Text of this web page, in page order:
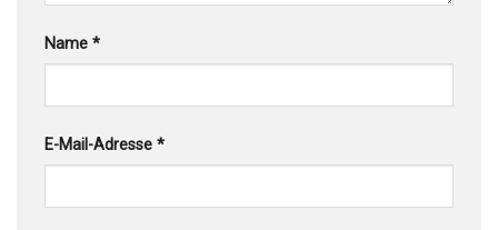
Name *
E-Mail-Adresse *